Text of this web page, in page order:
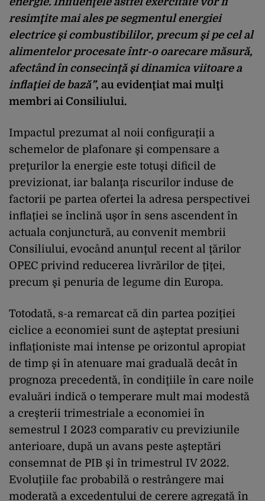
resimţite mai ales pe segmentul energiei
electrice şi combustibililor, precum şi pe cel al
alimentelor procesate într-o oarecare măsură,
afectând în consecinţă şi dinamica viitoare a
inflaţiei de bază”, au evidenţiat mai mulţi
membri ai Consiliului.
Impactul prezumat al noii configuraţii a
schemelor de plafonare şi compensare a
preţurilor la energie este totuşi dificil de
previzionat, iar balanţa riscurilor induse de
factorii pe partea ofertei la adresa perspectivei
inflaţiei se înclină uşor în sens ascendent în
actuala conjunctură, au convenit membrii
Consiliului, evocând anunţul recent al ţărilor
OPEC privind reducerea livrărilor de ţiţei,
precum şi penuria de legume din Europa.
Totodată, s-a remarcat că din partea poziţiei
ciclice a economiei sunt de aşteptat presiuni
inflaţioniste mai intense pe orizontul apropiat
de timp şi în atenuare mai graduală decât în
prognoza precedentă, în condiţiile în care noile
evaluări indică o temperare mult mai modestă
a creşterii trimestriale a economiei în
semestrul I 2023 comparativ cu previziunile
anterioare, după un avans peste aşteptări
consemnat de PIB şi în trimestrul IV 2022.
Evoluţiile fac probabilă o restrângere mai
moderată a excedentului de cerere agregată în